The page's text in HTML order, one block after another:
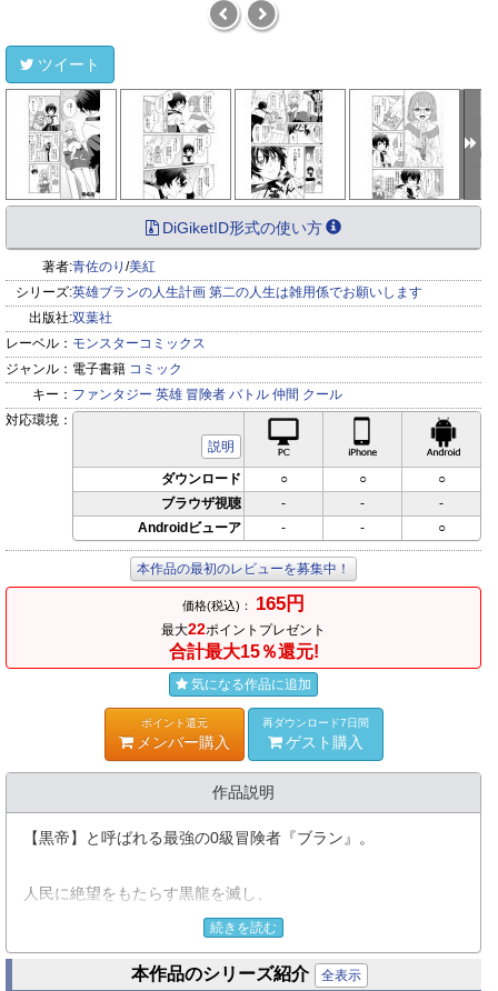
ツイート
DiGiketID形式の使い方
著者:青佐のり /美紅
シリーズ:英雄ブランの人生計画 第二の人生は雑用係でお願いします
出版社:双葉社
レーベル： モンスターコミックス
ジャンル： 電子書籍 コミック
キー： ファンタジー 英雄 冒険者 バトル 仲間 クール
対応環境：
説明
iPhone対応
ダウンロード ○ ○
○
ブラウザ視聴
- -
-
Androidビューア
- - ○
本作品の最初のレビューを募集中！
価格(税込)： 165円
最大22ポイントプレゼント
合計最大15％還元!
気になる作品に追加
ポイント還元
メンバー購入
再ダウンロード7日間
ゲスト購入
作品説明
【黒帝】と呼ばれる最強の0級冒険者『ブラン』。
人民に絶望をもたらす黒龍を滅し、
世界を救った英雄となった彼だが、
衝撃の宣言をする――。
続きを読む
本作品のシリーズ紹介 全表示